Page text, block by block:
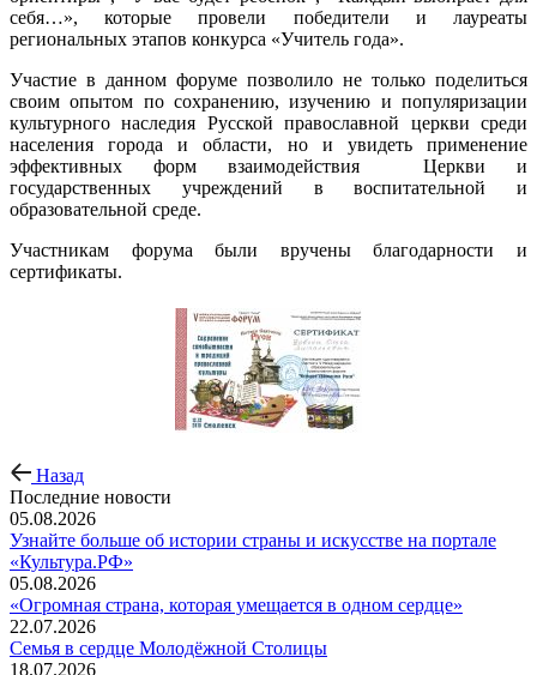
себя…», которые провели победители и лауреаты
региональных этапов конкурса «Учитель года».
Участие в данном форуме позволило не только поделиться
своим опытом по сохранению, изучению и популяризации
культурного наследия Русской православной церкви среди
населения города и области, но и увидеть применение
эффективных форм взаимодействия Церкви и
государственных учреждений в воспитательной и
образовательной среде.
Участникам форума были вручены благодарности и
сертификаты.
Назад
Последние новости
05.08.2026
Узнайте больше об истории страны и искусстве на портале
«Культура.РФ»
05.08.2026
«Огромная страна, которая умещается в одном сердце»
22.07.2026
Семья в сердце Молодёжной Столицы
18.07.2026